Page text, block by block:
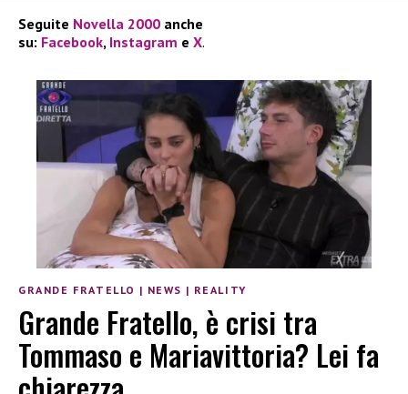
Seguite Novella 2000 anche
su: Facebook, Instagram e X.
GRANDE FRATELLO | NEWS | REALITY
Grande Fratello, è crisi tra
Tommaso e Mariavittoria? Lei fa